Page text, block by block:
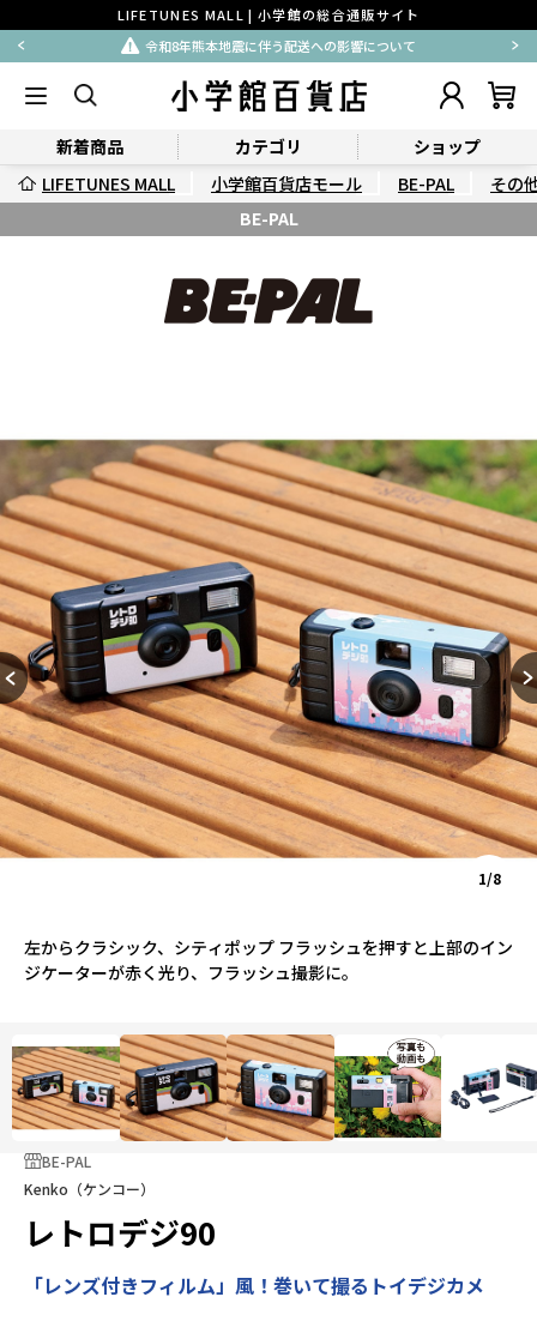
LIFETUNES MALL | 小学館の総合通販サイト
令和8年熊本地震に伴う配送への影響について
新着商品 カテゴリ
ショップ
LIFETUNES MALL
小学館百貨店モール BE-PAL
その
BE-PAL
左からクラシック、シティポップ フラッシュを押すと上部のイン
ジケーターが赤く光り、フラッシュ撮影に。
1/8
BE-PAL
Kenko（ケンコー）
レトロデジ90
「レンズ付きフィルム」風！巻いて撮るトイデジカメ